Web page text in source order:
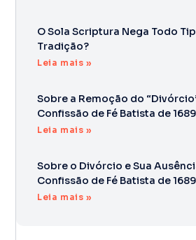
O Sola Scriptura Nega Todo
Tradição?
Leia mais »
Sobre a Remoção do
Confissão de Fé Batista de 1689
Leia mais »
Sobre o Divórcio e Sua
Confissão de Fé Batista de 1689
Leia mais »